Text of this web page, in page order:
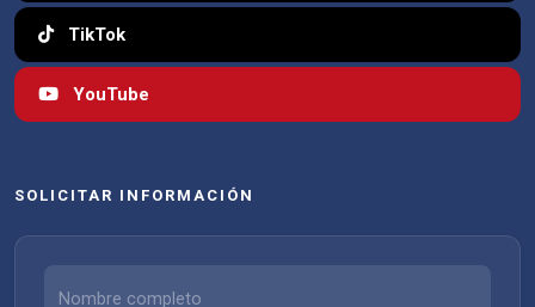
TikTok
YouTube
SOLICITAR INFORMACIÓN